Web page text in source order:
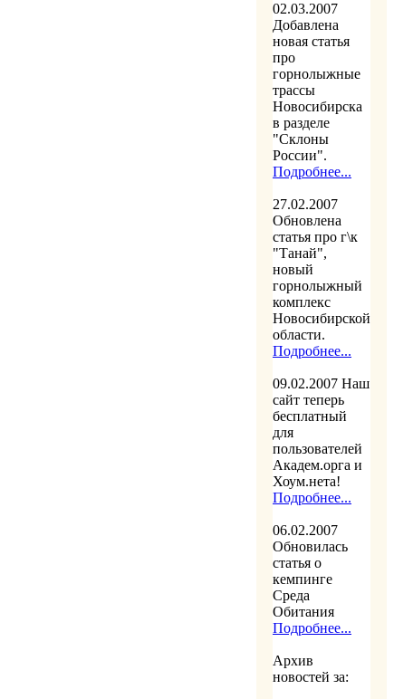
02.03.2007
Добавлена
новая статья
про
горнолыжные
трассы
Новосибирска
в разделе
"Склоны
России".
Подробнее...
27.02.2007
Обновлена
статья про г\к
"Танай",
новый
горнолыжный
комплекс
Новосибирской
области.
Подробнее...
09.02.2007 Наш
сайт теперь
бесплатный
для
пользователей
Академ.орга и
Хоум.нета!
Подробнее...
06.02.2007
Обновилась
статья о
кемпинге
Среда
Обитания
Подробнее...
Архив
новостей за: